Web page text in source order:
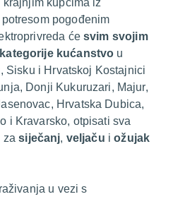
kupcima iz
pogođenim
će svim svojim
kućanstvo u
Sisku i Hrvatskoj Kostajnici
Donji Kukuruzari, Majur,
Hrvatska Dubica,
i Kravarsko, otpisati sva
zasiječanj, veljaču iožujak
u vezi s